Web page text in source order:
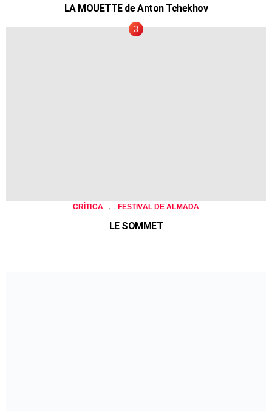
LA MOUETTE de Anton Tchekhov
CRÍTICA , FESTIVAL DE ALMADA
LE SOMMET